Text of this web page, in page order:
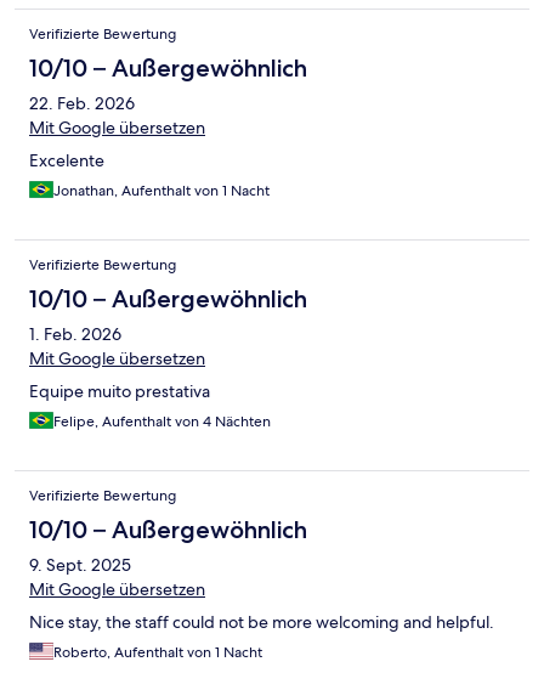
Verifizierte Bewertung
10/10 – Außergewöhnlich
22. Feb. 2026
Mit Google übersetzen
Excelente
Jonathan, Aufenthalt von 1 Nacht
Verifizierte Bewertung
10/10 – Außergewöhnlich
1. Feb. 2026
Mit Google übersetzen
Equipe muito prestativa
Felipe, Aufenthalt von 4 Nächten
Verifizierte Bewertung
10/10 – Außergewöhnlich
9. Sept. 2025
Mit Google übersetzen
Nice stay, the staff could not be more welcoming and helpful.
Roberto, Aufenthalt von 1 Nacht